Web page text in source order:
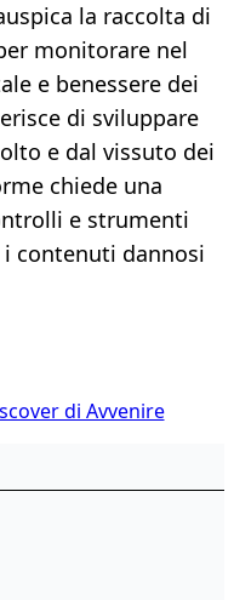
la raccolta di
monitorare nel
e benessere dei
di sviluppare
e dal vissuto dei
chiede una
e strumenti
contenuti dannosi
di Avvenire